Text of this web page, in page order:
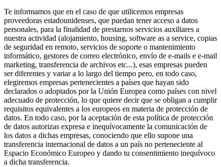
Te informamos que en el caso de que utilicemos empresas
proveedoras estadounidenses, que puedan tener acceso a datos
personales, para la finalidad de prestarnos servicios auxiliares a
nuestra actividad (alojamiento, housing, software as a service, copias
de seguridad en remoto, servicios de soporte o mantenimiento
informático, gestores de correo electrónico, envío de e-mails e e-mail
marketing, transferencia de archivos etc...), esas empresas pueden
ser diferentes y variar a lo largo del tiempo pero, en todo caso,
elegiremos empresas pertenecientes a países que hayan sido
declarados o adoptados por la Unión Europea como países con nivel
adecuado de protección, lo que quiere decir que se obligan a cumplir
requisitos equivalentes a los europeos en materia de protección de
datos. En todo caso, por la aceptación de esta política de protección
de datos autorizas expresa e inequívocamente la comunicación de
los datos a dichas empresas, conociendo que ello supone una
transferencia internacional de datos a un país no perteneciente al
Espacio Económico Europeo y dando tu consentimiento inequívoco
a dicha transferencia.